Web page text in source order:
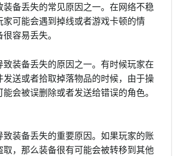
装备丢失的常见原因之一。在网络不稳
家可能会遇到掉线或者游戏卡顿的情
容易丢失。
致装备丢失的原因之一。有时候玩家在
发送或者拾取掉落物品的时候，由于操
会被误删除或者发送给错误的角色。
致装备丢失的重要原因。如果玩家的账
取，那么装备很有可能会被转移到其他